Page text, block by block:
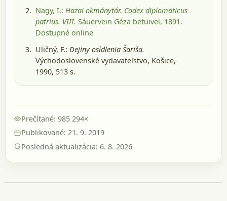
Nagy, I.: Hazai okmánytár. Codex diplomaticus
patrius. VIII. Sáuervein Géza betüivel, 1891 .
Dostupné online
Uličný, F.: Dejiny osídlenia Šariša.
Východoslovenské vydavateľstvo, Košice,
1990, 513 s.
Prečítané: 985 294×
Publikované: 21. 9. 2019
Posledná aktualizácia: 6. 8. 2026